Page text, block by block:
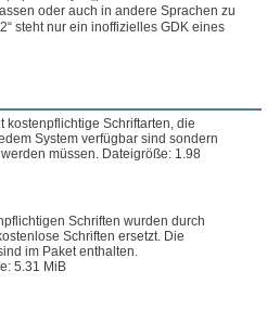
oder auch in andere Sprachen zu
steht nur ein inoffizielles GDK eines
kostenpflichtige Schriftarten, die
System verfügbar sind sondern
müssen. Dateigröße: 1.98
Schriften wurden durch
Schriften ersetzt. Die
im Paket enthalten.
5.31 MiB